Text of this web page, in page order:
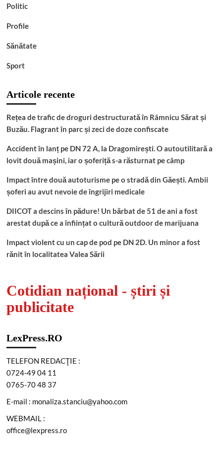
Politic
Profile
Sănătate
Sport
Articole recente
Rețea de trafic de droguri destructurată în Râmnicu Sărat și
Buzău. Flagrant în parc și zeci de doze confiscate
Accident în lanț pe DN 72 A, la Dragomirești. O autoutilitară a
lovit două mașini, iar o șoferiță s-a răsturnat pe câmp
Impact între două autoturisme pe o stradă din Găești. Ambii
șoferi au avut nevoie de îngrijiri medicale
DIICOT a descins în pădure! Un bărbat de 51 de ani a fost
arestat după ce a înființat o cultură outdoor de marijuana
Impact violent cu un cap de pod pe DN 2D. Un minor a fost
rănit în localitatea Valea Sării
Cotidian național - știri și
publicitate
LexPress.RO
TELEFON REDACŢIE :
0724-49 04 11
0765-70 48 37
E-mail : monaliza.stanciu@yahoo.com
WEBMAIL :
office@lexpress.ro